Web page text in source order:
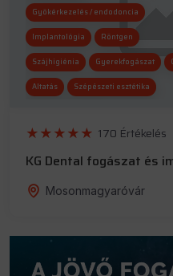
Gyökérkezelés / endodoncia
Implantológia Röntgen
Szájhigiénia Gyerekfogászat
Altatás Szépészeti esztétika
170 Értékelés
KG Dental fogászat és
Mosonmagyaróvár